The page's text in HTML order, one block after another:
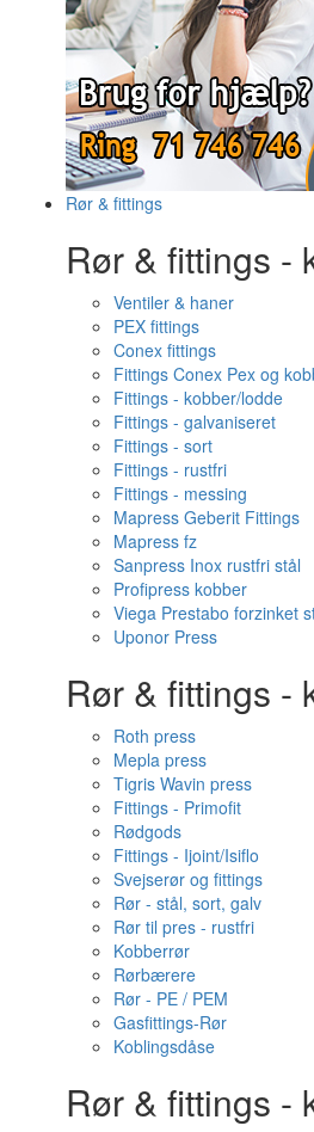
Rør & fittings
Rør & fittings -
Ventiler & haner
PEX fittings
Conex fittings
Fittings Conex Pex og
Fittings - kobber/lodde
Fittings - galvaniseret
Fittings - sort
Fittings - rustfri
Fittings - messing
Mapress Geberit Fittings
Mapress fz
Sanpress Inox rustfri stål
Profipress kobber
Viega Prestabo forzinket
Uponor Press
Rør & fittings -
Roth press
Mepla press
Tigris Wavin press
Fittings - Primofit
Rødgods
Fittings - Ijoint/Isiflo
Svejserør og fittings
Rør - stål, sort, galv
Rør til pres - rustfri
Kobberrør
Rørbærere
Rør - PE / PEM
Gasfittings-Rør
Koblingsdåse
Rør & fittings -